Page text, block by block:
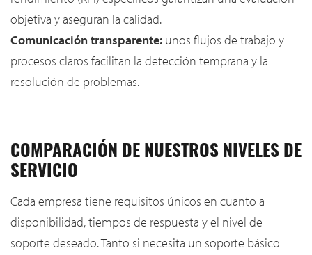
objetiva y aseguran la calidad.
Comunicación transparente: unos flujos de trabajo y
procesos claros facilitan la detección temprana y la
resolución de problemas.
COMPARACIÓN DE NUESTROS NIVELES DE
SERVICIO
Cada empresa tiene requisitos únicos en cuanto a
disponibilidad, tiempos de respuesta y el nivel de
soporte deseado. Tanto si necesita un soporte básico